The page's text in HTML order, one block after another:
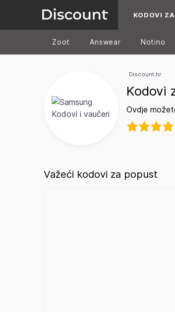
KODOVI
Zoot Answear Notino
Discount.hr
Kodovi
Ovdje
Važeći kodovi za popust